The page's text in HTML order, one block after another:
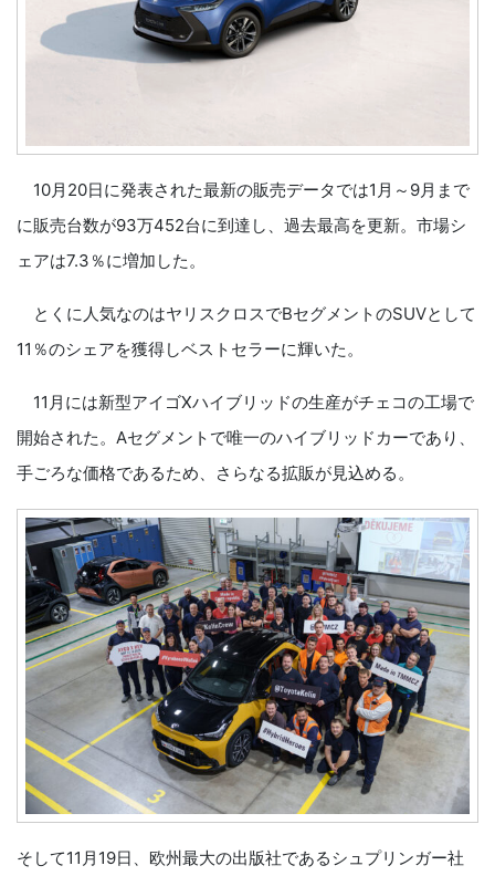
10月20日に発表された最新の販売データでは1月～9月まで
に販売台数が93万452台に到達し、過去最高を更新。市場シ
ェアは7.3％に増加した。
とくに人気なのはヤリスクロスでBセグメントのSUVとして
11％のシェアを獲得しベストセラーに輝いた。
11月には新型アイゴXハイブリッドの生産がチェコの工場で
開始された。Aセグメントで唯一のハイブリッドカーであり、
手ごろな価格であるため、さらなる拡販が見込める。
そして11月19日、欧州最大の出版社であるシュプリンガー社